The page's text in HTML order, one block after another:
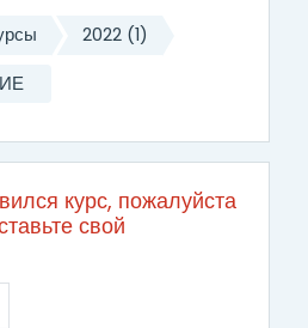
2022 (1)
курс, пожалуйста
свой